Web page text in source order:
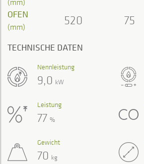
OFEN
(mm) 520 75
TECHNISCHE DATEN
Nennleistung
9,0 kW
Leistung
77 %
Gewicht
70 kg